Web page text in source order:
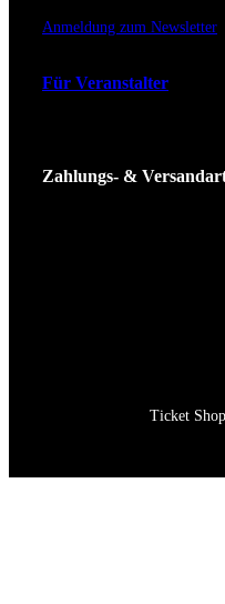
Anmeldung zum Newsletter
Für Veranstalter
Zahlungs- &
Ticket